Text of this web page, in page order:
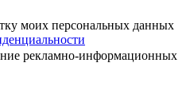
моих персональных данных
рекламно-информационных